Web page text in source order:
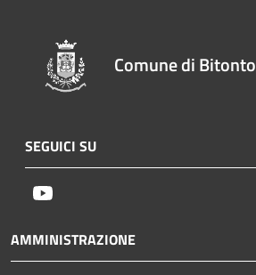
Comune di Bitonto
SEGUICI SU
AMMINISTRAZIONE